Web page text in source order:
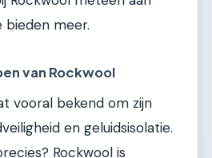
bieden meer.
van Rockwool
vooral bekend om zijn
en geluidsisolatie.
Rockwool is